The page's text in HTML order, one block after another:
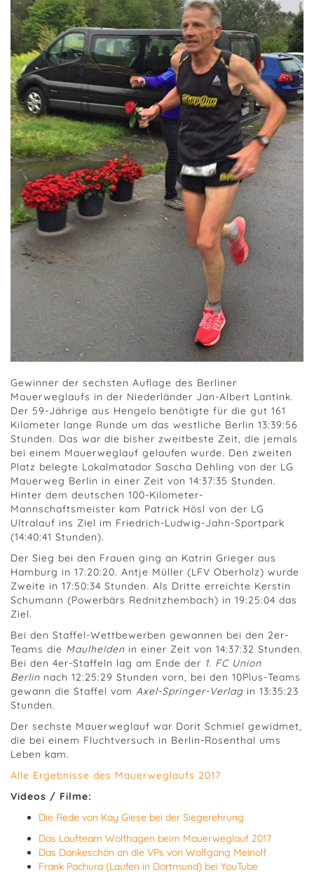
Gewinner der sechsten Auflage des Berliner
Mauerweglaufs in der Niederländer Jan-Albert Lantink.
Der 59-Jährige aus Hengelo benötigte für die gut 161
Kilometer lange Runde um das westliche Berlin 13:39:56
Stunden. Das war die bisher zweitbeste Zeit, die jemals
bei einem Mauerweglauf gelaufen wurde. Den zweiten
Platz belegte Lokalmatador Sascha Dehling von der LG
Mauerweg Berlin in einer Zeit von 14:37:35 Stunden.
Hinter dem deutschen 100-Kilometer-
Mannschaftsmeister kam Patrick Hösl von der LG
Ultralauf ins Ziel im Friedrich-Ludwig-Jahn-Sportpark
(14:40:41 Stunden).
Der Sieg bei den Frauen ging an Katrin Grieger aus
Hamburg in 17:20:20. Antje Müller (LFV Oberholz) wurde
Zweite in 17:50:34 Stunden. Als Dritte erreichte Kerstin
Schumann (Powerbärs Rednitzhembach) in 19:25:04 das
Ziel.
Bei den Staffel-Wettbewerben gewannen bei den 2er-
Teams die Maulhelden in einer Zeit von 14:37:32 Stunden.
Bei den 4er-Staffeln lag am Ende der 1. FC Union
Berlin nach 12:25:29 Stunden vorn, bei den 10Plus-Teams
gewann die Staffel vom Axel-Springer-Verlag in 13:35:23
Stunden.
Der sechste Mauerweglauf war Dorit Schmiel gewidmet,
die bei einem Fluchtversuch in Berlin-Rosenthal ums
Leben kam.
Alle Ergebnisse des Mauerweglaufs 2017
Videos / Filme:
Die Rede von Kay Giese bei der Siegerehrung
Das Laufteam Wolfhagen beim Mauerweglauf 2017
Das Dankeschön an die VPs von Wolfgang Meinolf
Frank Pachura (Laufen in Dortmund) bei YouTube